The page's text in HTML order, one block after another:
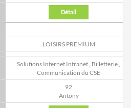
Détail
LOISIRS PREMIUM
Solutions Internet Intranet, Billetterie,
Communication du CSE
92
Antony